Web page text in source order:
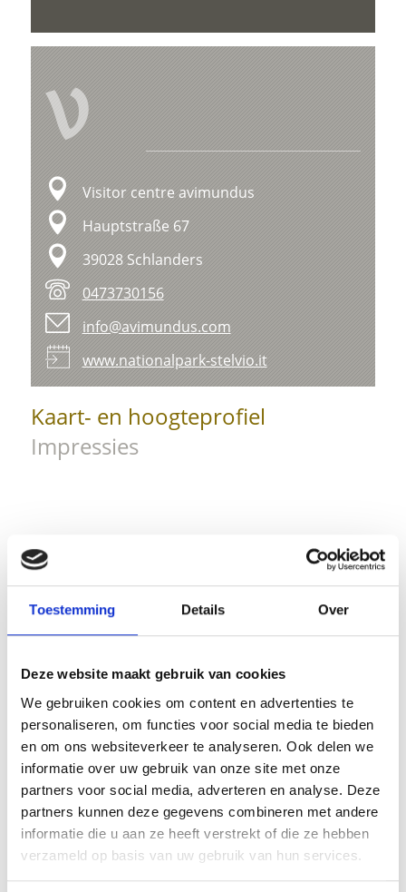
Toestemming Details Over
Deze website maakt gebruik van cookies
We gebruiken cookies om content en advertenties te
personaliseren, om functies voor social media te bieden
en om ons websiteverkeer te analyseren. Ook delen we
informatie over uw gebruik van onze site met onze
partners voor social media, adverteren en analyse. Deze
partners kunnen deze gegevens combineren met andere
informatie die u aan ze heeft verstrekt of die ze hebben
verzameld op basis van uw gebruik van hun services.
V
Visitor centre avimundus
Hauptstraße 67
39028 Schlanders
0473730156
info@avimundus.com
www.nationalpark-stelvio.it
Kaart- en hoogteprofiel
Impressies